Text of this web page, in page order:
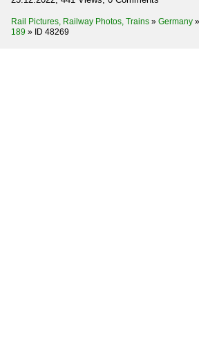
Rail Pictures, Railway Photos, Trains » Germany »
189 » ID 48269